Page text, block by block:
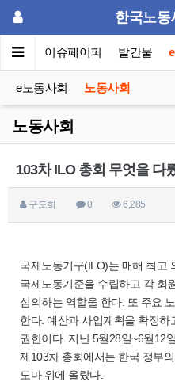
한국노동
포럼 이슈페이퍼 발간물
e노동사회 노동사회
노동사회
103차 ILO 총회 무엇을 다
구도희 0 6,285
국제노동기구(ILO)는 매해 최고
국제노동기준을 수립하고 각 회
심의하는 역할을 한다. 또 주요
한다. 예산과 사업계획을 확정
권한이다. 지난 5월28일~6월12
제103차 총회에서는 한국 정부
도마 위에 올랐다.